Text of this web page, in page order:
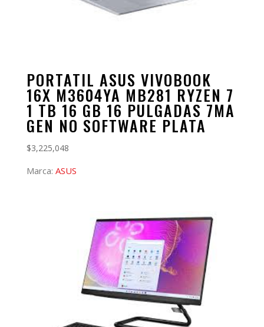
PORTATIL ASUS VIVOBOOK
16X M3604YA MB281 RYZEN 7
1 TB 16 GB 16 PULGADAS 7MA
GEN NO SOFTWARE PLATA
$3,225,048
Marca: ASUS